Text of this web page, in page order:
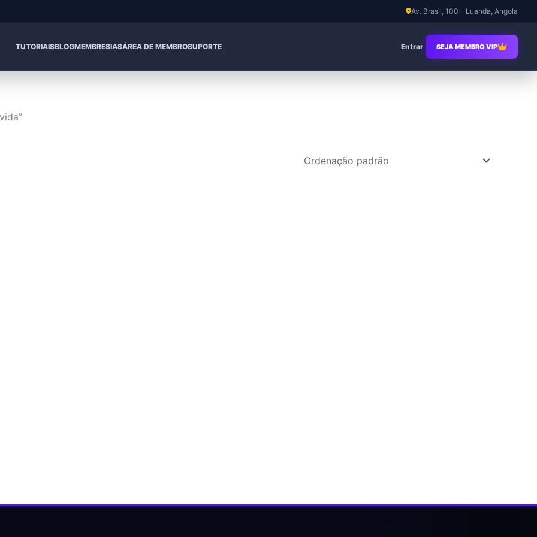
Av. Brasil, 100 - Luanda, Angola
TUTORIAISBLOGMEMBRESIASÁREA DE MEMBROSUPORTE Entrar SEJA MEMBRO VIP